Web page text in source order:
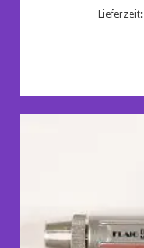
Lieferzeit: